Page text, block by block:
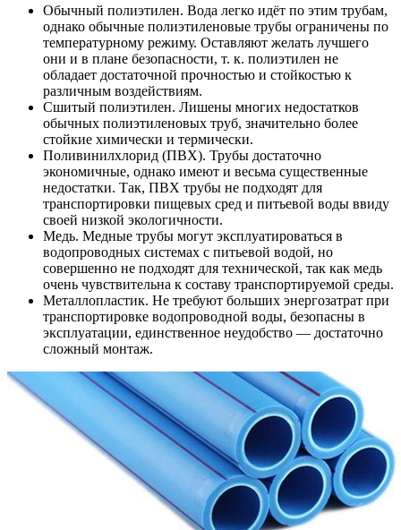
Обычный полиэтилен. Вода легко идёт по этим трубам,
однако обычные полиэтиленовые трубы ограничены по
температурному режиму. Оставляют желать лучшего
они и в плане безопасности, т. к. полиэтилен не
обладает достаточной прочностью и стойкостью к
различным воздействиям.
Сшитый полиэтилен. Лишены многих недостатков
обычных полиэтиленовых труб, значительно более
стойкие химически и термически.
Поливинилхлорид (ПВХ). Трубы достаточно
экономичные, однако имеют и весьма существенные
недостатки. Так, ПВХ трубы не подходят для
транспортировки пищевых сред и питьевой воды ввиду
своей низкой экологичности.
Медь. Медные трубы могут эксплуатироваться в
водопроводных системах с питьевой водой, но
совершенно не подходят для технической, так как медь
очень чувствительна к составу транспортируемой среды.
Металлопластик. Не требуют больших энергозатрат при
транспортировке водопроводной воды, безопасны в
эксплуатации, единственное неудобство — достаточно
сложный монтаж.